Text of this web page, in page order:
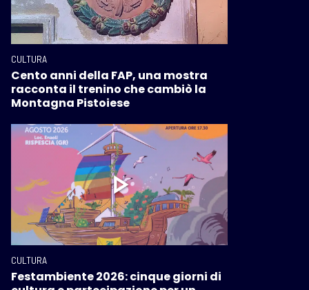
CULTURA
Cento anni della FAP, una mostra
racconta il trenino che cambiò la
Montagna Pistoiese
CULTURA
Festambiente 2026: cinque giorni di